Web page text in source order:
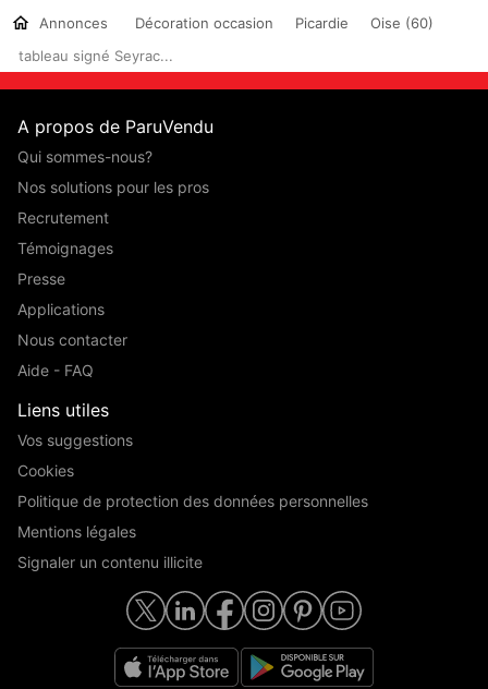
Annonces Décoration occasion Picardie
Oise (60)
tableau signé Seyrac...
A propos de ParuVendu
Qui sommes-nous?
Nos solutions pour les pros
Recrutement
Témoignages
Presse
Applications
Nous contacter
Aide - FAQ
Liens utiles
Vos suggestions
Cookies
Politique de protection des données personnelles
Mentions légales
Signaler un contenu illicite